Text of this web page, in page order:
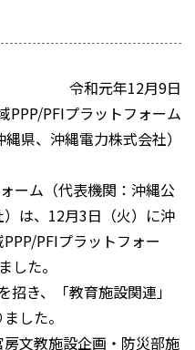
令和元年12月9日
PPP/PFIプラットフォーム
県、沖縄電力株式会社）
ーム（代表機関：沖縄公
は、12月3日（火）に沖
PFIプラットフォー
た。
き、「教育施設関連」
した。
文教施設企画・防災部施